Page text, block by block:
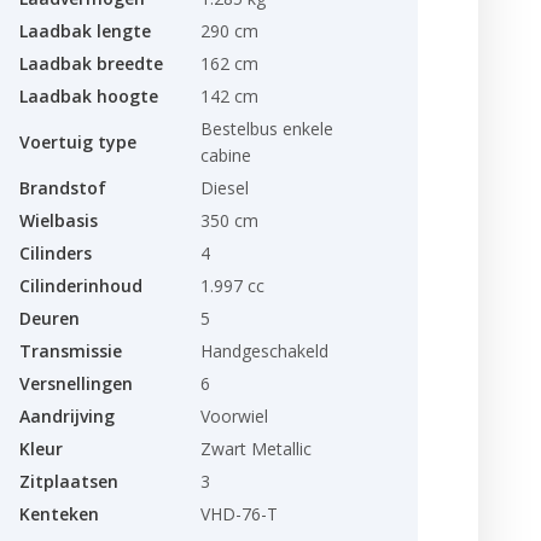
Laadbak lengte
290 cm
Laadbak breedte
162 cm
Laadbak hoogte
142 cm
Voertuig type
Bestelbus enkele
cabine
Brandstof
Diesel
Wielbasis
350 cm
Cilinders
4
Cilinderinhoud
1.997 cc
Deuren
5
Transmissie
Handgeschakeld
Versnellingen
6
Aandrijving
Voorwiel
Kleur
Zwart Metallic
Zitplaatsen
3
Kenteken
VHD-76-T